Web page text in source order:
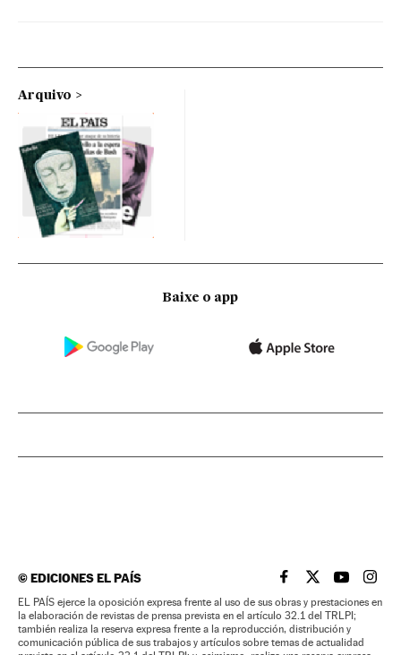
Arquivo
Baixe o app
©EDICIONES EL PAÍS EL PAÍS BRASIL EN
EL PAÍSEL PAÍS
EL
EL PAÍS ejerce la oposición expresa frente al uso de sus obras y prestaciones en
la elaboración de revistas de prensa prevista en el artículo 32.1 del TRLPI;
también realiza la reserva expresa frente a la reproducción, distribución y
comunicación pública de sus trabajos y artículos sobre temas de actualidad